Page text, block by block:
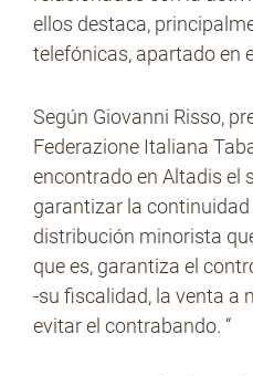
ellos destaca,
telefónicas, apartado en
Según Giovanni Risso,
Federazione Italiana
encontrado en Altadis el
garantizar la
distribución minorista
que es, garantiza el
-su fiscalidad, la venta a
evitar el contrabando. “